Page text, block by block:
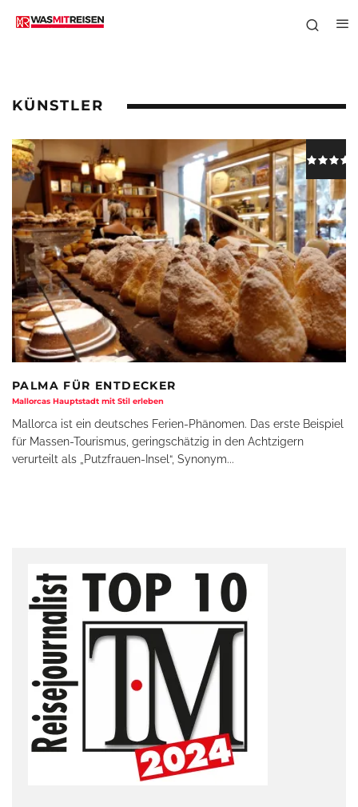
KÜNSTLER
PALMA FÜR ENTDECKER
Mallorcas Hauptstadt mit Stil erleben
Mallorca ist ein deutsches Ferien-Phänomen. Das erste Beispiel
für Massen-Tourismus, geringschätzig in den Achtzigern
verurteilt als „Putzfrauen-Insel“, Synonym...